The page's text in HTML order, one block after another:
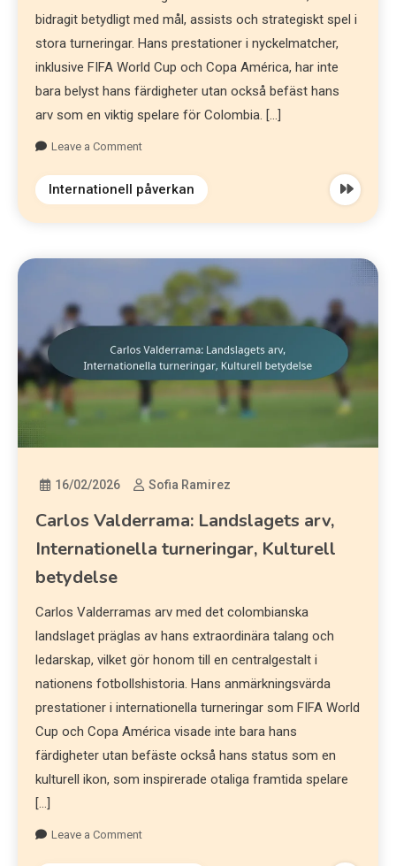
bidragit betydligt med mål, assists och strategiskt spel i
stora turneringar. Hans prestationer i nyckelmatcher,
inklusive FIFA World Cup och Copa América, har inte
bara belyst hans färdigheter utan också befäst hans
arv som en viktig spelare för Colombia. […]
Leave a Comment
Internationell påverkan
16/02/2026 Sofia Ramirez
Carlos Valderrama: Landslagets arv,
Internationella turneringar, Kulturell
betydelse
Carlos Valderramas arv med det colombianska
landslaget präglas av hans extraordinära talang och
ledarskap, vilket gör honom till en centralgestalt i
nationens fotbollshistoria. Hans anmärkningsvärda
prestationer i internationella turneringar som FIFA World
Cup och Copa América visade inte bara hans
färdigheter utan befäste också hans status som en
kulturell ikon, som inspirerade otaliga framtida spelare
[…]
Leave a Comment